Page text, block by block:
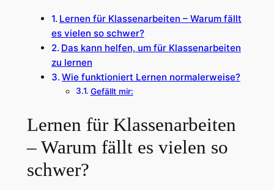
Lernen für Klassenarbeiten – Warum fällt
es vielen so schwer?
Das kann helfen, um für Klassenarbeiten
zu lernen
Wie funktioniert Lernen normalerweise?
Gefällt mir:
Lernen für Klassenarbeiten
– Warum fällt es vielen so
schwer?